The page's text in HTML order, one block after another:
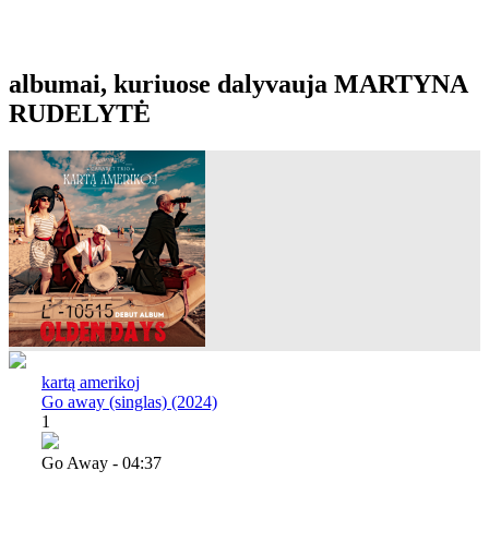
albumai, kuriuose dalyvauja MARTYNA
RUDELYTĖ
kartą amerikoj
Go away (singlas) (2024)
1
Go Away - 04:37